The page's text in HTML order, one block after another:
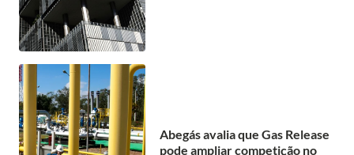
Abegás avalia que Gas Release
pode ampliar competição no